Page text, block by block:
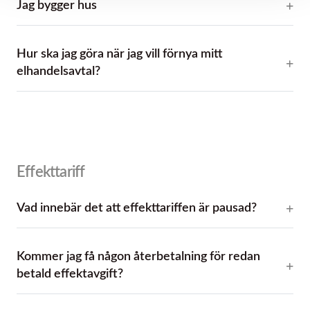
Jag bygger hus
Hur ska jag göra när jag vill förnya mitt
elhandelsavtal?
Effekttariff
Vad innebär det att effekttariffen är pausad?
Kommer jag få någon återbetalning för redan
betald effektavgift?